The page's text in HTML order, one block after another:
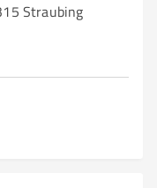
Straubing